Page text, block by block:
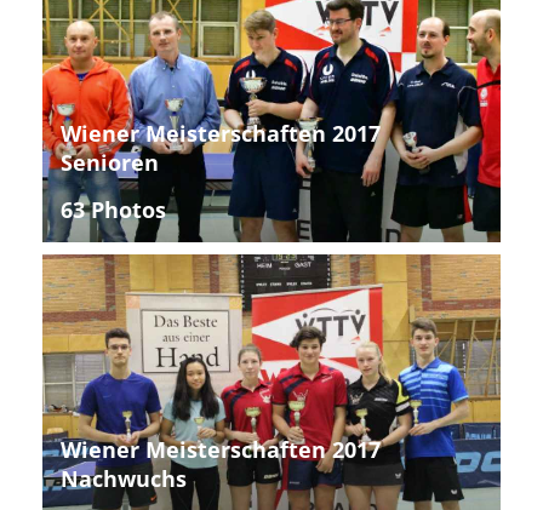
Wiener Meisterschaften 2017
Senioren
63 Photos
Wiener Meisterschaften 2017
Nachwuchs